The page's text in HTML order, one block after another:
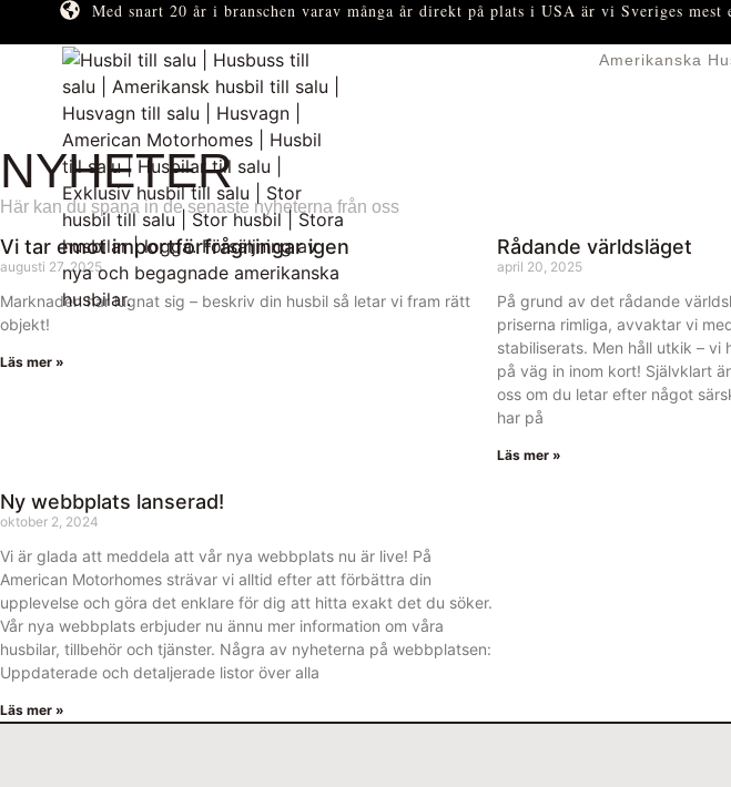
Med snart 20 år i branschen varav många år direkt på plats i USA är vi Sveriges mest
Amerikanska
NYHETER
Här kan du spana in de senaste nyheterna från oss​
Vi tar emot importförfrågningar igen
augusti 27, 2025
Marknaden har lugnat sig – beskriv din husbil så letar vi fram rätt
objekt!
Läs mer »
Rådande världsläget
april 20, 2025
På grund av det rådande
priserna rimliga, avvaktar vi
stabiliserats. Men håll utkik – vi
på väg in inom kort! Självklart
oss om du letar efter något
har på
Läs mer »
Ny webbplats lanserad!
oktober 2, 2024
Vi är glada att meddela att vår nya webbplats nu är live! På
American Motorhomes strävar vi alltid efter att förbättra din
upplevelse och göra det enklare för dig att hitta exakt det du söker.
Vår nya webbplats erbjuder nu ännu mer information om våra
husbilar, tillbehör och tjänster. Några av nyheterna på webbplatsen:
Uppdaterade och detaljerade listor över alla
Läs mer »